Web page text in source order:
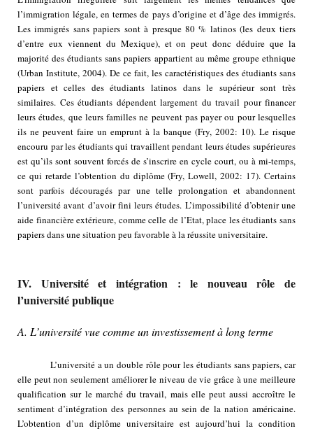
l’immigration légale, en termes de pays d’origine et d’âge des immigrés.
Les immigrés sans papiers sont à presque 80 % latinos (les deux tiers
d’entre eux viennent du Mexique), et on peut donc déduire que la
majorité des étudiants sans papiers appartient au même groupe ethnique
(Urban Institute, 2004). De ce fait, les caractéristiques des étudiants sans
papiers et celles des étudiants latinos dans le supérieur sont très
similaires. Ces étudiants dépendent largement du travail pour financer
leurs études, que leurs familles ne peuvent pas payer ou pour lesquelles
ils ne peuvent faire un emprunt à la banque (Fry, 2002: 10). Le risque
encouru par les étudiants qui travaillent pendant leurs études supérieures
est qu’ils sont souvent forcés de s’inscrire en cycle court, ou à mi-temps,
ce qui retarde l’obtention du diplôme (Fry, Lowell, 2002: 17). Certains
sont parfois découragés par une telle prolongation et abandonnent
l’université avant d’avoir fini leurs études. L’impossibilité d’obtenir une
aide financière extérieure, comme celle de l’Etat, place les étudiants sans
papiers dans une situation peu favorable à la réussite universitaire.
IV. Université et intégration : le nouveau rôle de
l’université publique
A. L’université vue comme un investissement à long terme
L’université a un double rôle pour les étudiants sans papiers, car
elle peut non seulement améliorer le niveau de vie grâce à une meilleure
qualification sur le marché du travail, mais elle peut aussi accroître le
sentiment d’intégration des personnes au sein de la nation américaine.
L’obtention d’un diplôme universitaire est aujourd’hui la condition